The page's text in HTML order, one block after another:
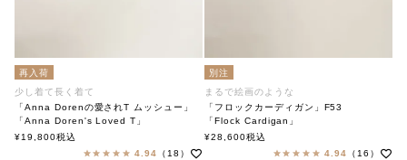
再入荷
少し着て長く着て
「Anna Dorenの愛されT ムッシュー」
「Anna Doren's Loved T」
soutiencollar（ステンカラー）
¥19,800税込
4.94
（18）
別注
まるで絵画のような
「フロックカーディガン」F53
「Flock Cardigan」
soutiencollar（ステンカラー）
¥28,600税込
4.94
（16）